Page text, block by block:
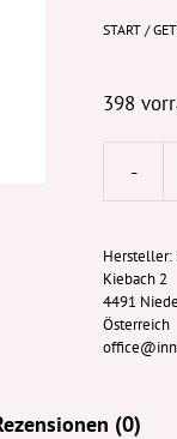
START /
398
-
-
Orange
48ml
Menge
Hersteller:
Kiebach 2
4491
Österreich
(0)